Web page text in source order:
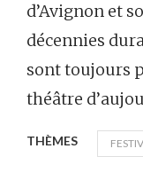
d’Avignon et
décennies
sont toujours
théâtre
THÈMES